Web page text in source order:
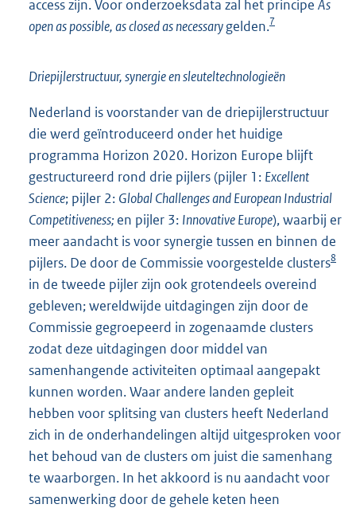
access zijn. Voor onderzoeksdata zal het principe As
open as possible, as closed as necessarygelden.7
Driepijlerstructuur, synergie en sleuteltechnologieën
Nederland is voorstander van de driepijlerstructuur
die werd geïntroduceerd onder het huidige
programma Horizon 2020. Horizon Europe blijft
gestructureerd rond drie pijlers (pijler 1: Excellent
Science; pijler 2: Global Challenges and European Industrial
Competitiveness; en pijler 3: Innovative Europe), waarbij er
meer aandacht is voor synergie tussen en binnen de
pijlers. De door de Commissie voorgestelde clusters8
in de tweede pijler zijn ook grotendeels overeind
gebleven; wereldwijde uitdagingen zijn door de
Commissie gegroepeerd in zogenaamde clusters
zodat deze uitdagingen door middel van
samenhangende activiteiten optimaal aangepakt
kunnen worden. Waar andere landen gepleit
hebben voor splitsing van clusters heeft Nederland
zich in de onderhandelingen altijd uitgesproken voor
het behoud van de clusters om juist die samenhang
te waarborgen. In het akkoord is nu aandacht voor
samenwerking door de gehele keten heen